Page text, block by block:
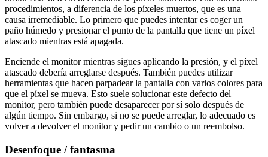
procedimientos, a diferencia de los píxeles muertos, que es una
causa irremediable. Lo primero que puedes intentar es coger un
paño húmedo y presionar el punto de la pantalla que tiene un píxel
atascado mientras está apagada.
Enciende el monitor mientras sigues aplicando la presión, y el píxel
atascado debería arreglarse después. También puedes utilizar
herramientas que hacen parpadear la pantalla con varios colores para
que el píxel se mueva. Esto suele solucionar este defecto del
monitor, pero también puede desaparecer por sí solo después de
algún tiempo. Sin embargo, si no se puede arreglar, lo adecuado es
volver a devolver el monitor y pedir un cambio o un reembolso.
Desenfoque / fantasma